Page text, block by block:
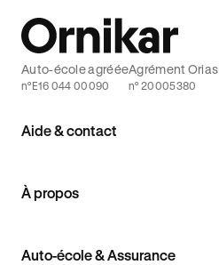
Aide & contact
À propos
Auto-école & Assurance
Auto-école agréée
n°E16 044 00090
Agrément Orias
n° 20005380